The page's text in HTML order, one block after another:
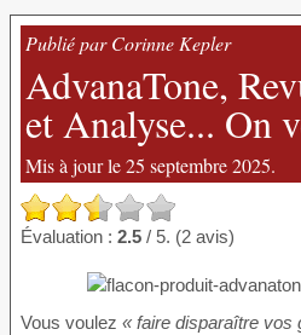
Publié par Corinne Kepler
AdvanaTone,
et Analyse... On
Mis à jour le 25 septembre 2025.
Évaluation : 2.5 / 5. (2 avis)
Vous voulez « faire disparaître vos